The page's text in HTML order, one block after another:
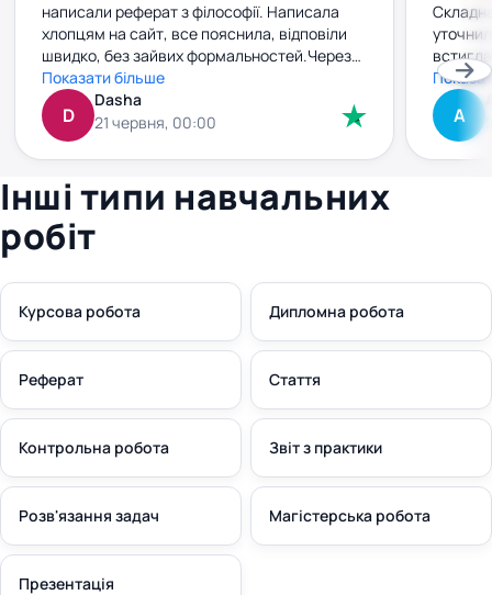
написали реферат з філософії. Написала
хлопцям на сайт, все пояснила, відповіли
швидко, без зайвих формальностей.Через
добу вже мала готову роботу. Текст
нормальний, без води, прочитала — усе
зрозуміло. Заплатила заздалегідь, і жодних
сюрпризів чи “доплат” потім не було. Все
чітко й по-людськи. Рекомендую
Показати більше
D
Dasha
21 червня, 00:00
внести
без
плюс.
А
Інші типи навчальних
робіт
Курсова робота Дипломна робота
Реферат Стаття
Контрольна робота Звіт з практики
Розв'язання задач Магістерська робота
Презентація